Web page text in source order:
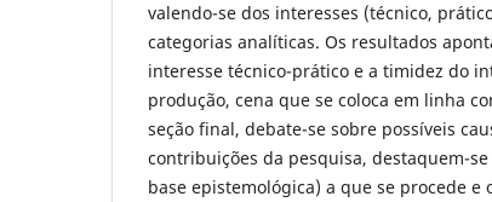
valendo-se dos interesses (técnico,
categorias analíticas. Os resultados
interesse técnico-prático e a timidez do
produção, cena que se coloca em linha
seção final, debate-se sobre possíveis
contribuições da pesquisa, destaquem-
base epistemológica) a que se procede e